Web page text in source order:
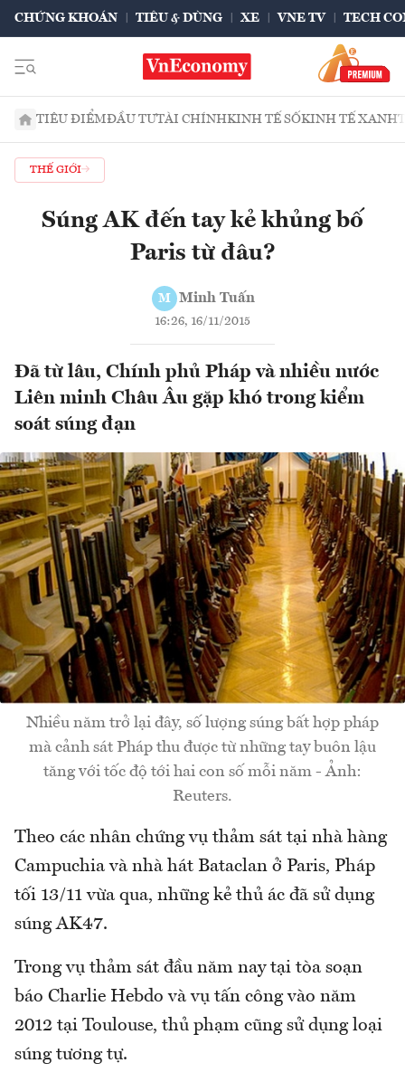
CHỨNG KHOÁN TIÊU & DÙNG XE VNE TV TECH
TIÊU ĐIỂMĐẦU TƯTÀI CHÍNHKINH TẾ SỐKINH TẾ XANH
THẾ GIỚI
Súng AK đến tay kẻ khủng bố
Paris từ đâu?
M Minh Tuấn
16:26, 16/11/2015
Đã từ lâu, Chính phủ Pháp và nhiều nước
Liên minh Châu Âu gặp khó trong kiểm
soát súng đạn
Nhiều năm trở lại đây, số lượng súng bất hợp pháp
mà cảnh sát Pháp thu được từ những tay buôn lậu
tăng với tốc độ tới hai con số mỗi năm - Ảnh:
Reuters.
Theo các nhân chứng vụ thảm sát tại nhà hàng
Campuchia và nhà hát Bataclan ở Paris, Pháp
tối 13/11 vừa qua, những kẻ thủ ác đã sử dụng
súng AK47.
Trong vụ thảm sát đầu năm nay tại tòa soạn
báo Charlie Hebdo và vụ tấn công vào năm
2012 tại Toulouse, thủ phạm cũng sử dụng loại
súng tương tự.